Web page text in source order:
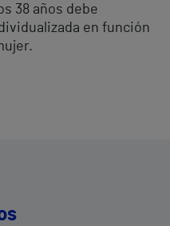
38 años debe
en función